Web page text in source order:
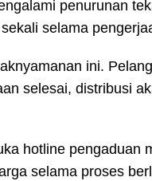
penurunan
selama
ini.
selesai, distribusi
hotline pengaduan
selama proses